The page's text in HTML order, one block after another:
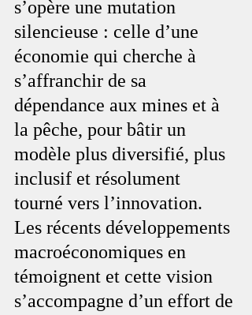
s’opère une mutation
silencieuse : celle d’une
économie qui cherche à
s’affranchir de sa
dépendance aux mines et à
la pêche, pour bâtir un
modèle plus diversifié, plus
inclusif et résolument
tourné vers l’innovation.
Les récents développements
macroéconomiques en
témoignent et cette vision
s’accompagne d’un effort de